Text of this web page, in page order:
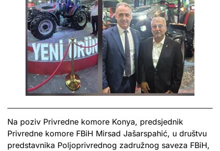
Na poziv Privredne komore Konya, predsjednik
Privredne komore FBiH Mirsad Jašarspahić, u društvu
predstavnika Poljoprivrednog zadružnog saveza FBiH,